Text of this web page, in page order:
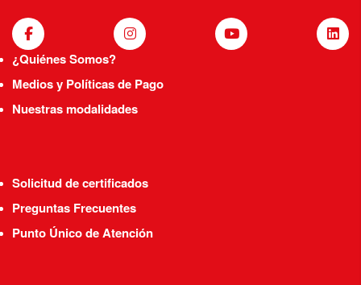
¿Quiénes Somos?
Medios y Políticas de Pago
Nuestras modalidades
Solicitud de certificados
Preguntas Frecuentes
Punto Único de Atención